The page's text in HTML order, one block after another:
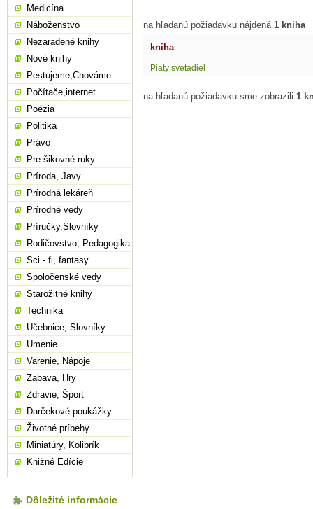
na hľadanú požiadavku nájdená 1 kniha
kniha
Piaty svetadiel
na hľadanú požiadavku sme zobrazili 1
Medicína
Náboženstvo
Nezaradené knihy
Nové knihy
Pestujeme,Chováme
Počítače,internet
Poézia
Politika
Právo
Pre šikovné ruky
Príroda, Javy
Prírodná lekáreň
Prírodné vedy
Príručky,Slovníky
Rodičovstvo, Pedagogika
Sci - fi, fantasy
Spoločenské vedy
Starožitné knihy
Technika
Učebnice, Slovníky
Umenie
Varenie, Nápoje
Zabava, Hry
Zdravie, Šport
Darčekové poukážky
Životné príbehy
Miniatúry, Kolibrík
Knižné Edície
Dôležité informácie